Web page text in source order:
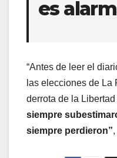
es
“Antes de leer el
las elecciones de
derrota de la Libertad
siempre
siempre perdieron”